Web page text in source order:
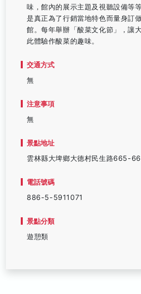
味，館內的展示主題及視聽設備等
是真正為了行銷當地特色而量身訂
館。每年舉辦「酸菜文化節」，讓
此體驗作酸菜的趣味。
交通方式
無
注意事項
無
景點地址
雲林縣大埤鄉大德村民生路665-
電話號碼
886-5-5911071
景點分類
遊憩類